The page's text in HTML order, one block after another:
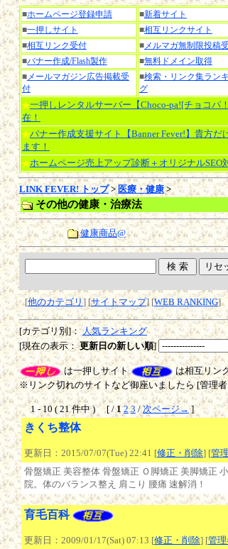
■ホームページ登録申請 ■新着サイト
■一押しサイト ■相互リンクサイト
■相互リンク受付 ■メルマガ無制限投稿
■バナー作成/Flash製作 ■無料ドメイン取得
■メールマガジン広告掲載受
付
■検索・リンク集ラン
グ
一押しレンタルサーバー【Choco-pa![チョコパ
在！
バナー作成支援サイト【Banner Fever!】貴方だ
ます！
ホームページ売上アップ診断＋オリジナルSEO
LINK FEVER! トップ> 医療・健康>
その他の健康・治療法
健康商品@
[他のカテゴリ] [サイトマップ] [WEB RANKING]
[カテゴリ別]：人気ランキング
[現在の表示：更新日の新しい順]
は一押しサイト
は相互リン
※リンク切れのサイトなど御座いましたら [管理
1 - 10 ( 21 件中 ) [ /1 2 3 /次ページ→]
きくち整体
更新日：2015/07/07(Tue) 22:41 [修正・削除] [管
骨盤矯正 美容整体 骨盤矯正 Ｏ脚矯正 美脚矯正
院。体のバランス整え 肩こり 腰痛 速解消！
育毛百科
更新日：2009/01/17(Sat) 07:13 [修正・削除] [管